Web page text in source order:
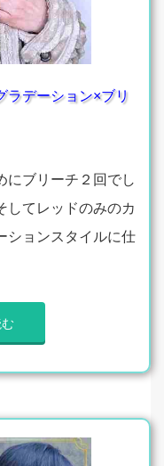
ラデーション×ブリ
にブリーチ２回でし
してレッドのみのカ
ションスタイルに仕